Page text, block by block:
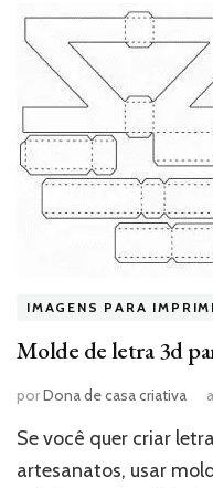
IMAGENS PARA
Molde de letra 3d
porDona de casa criativa
Se você quer criar
artesanatos, usar